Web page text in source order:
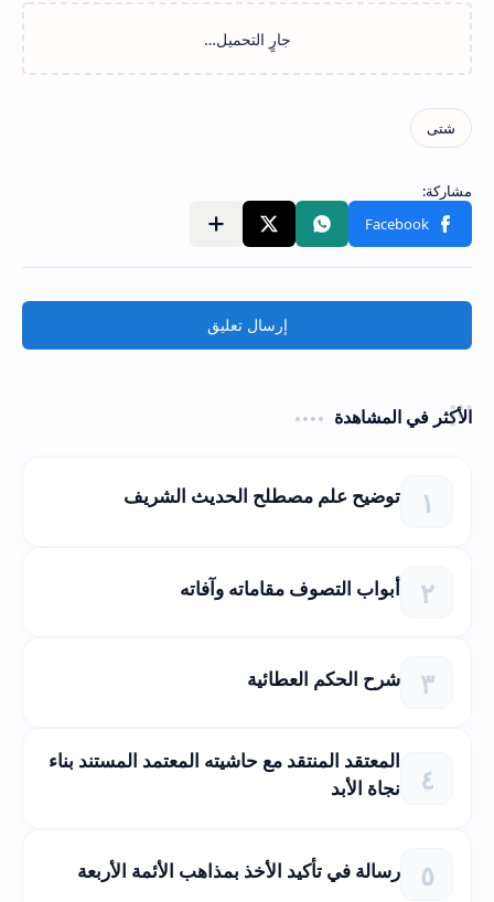
إرسال تعليق
الأكثر في المشاهدة
توضيح علم مصطلح الحديث الشريف
أبواب التصوف مقاماته وآفاته
شرح الحكم العطائية
المعتقد المنتقد مع حاشيته المعتمد المستند بناء
نجاة الأبد
رسالة في تأكيد الأخذ بمذاهب الأئمة الأربعة